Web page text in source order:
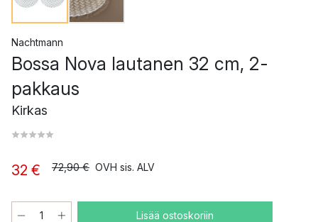
Nachtmann
Bossa Nova lautanen 32 cm, 2-
pakkaus
Kirkas
32 € 72,90 € OVH sis. ALV
Lisää ostoskoriin